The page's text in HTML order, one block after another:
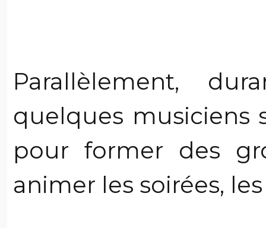
Parallèlement,
quelques musiciens
pour former des
animer les soirées, les